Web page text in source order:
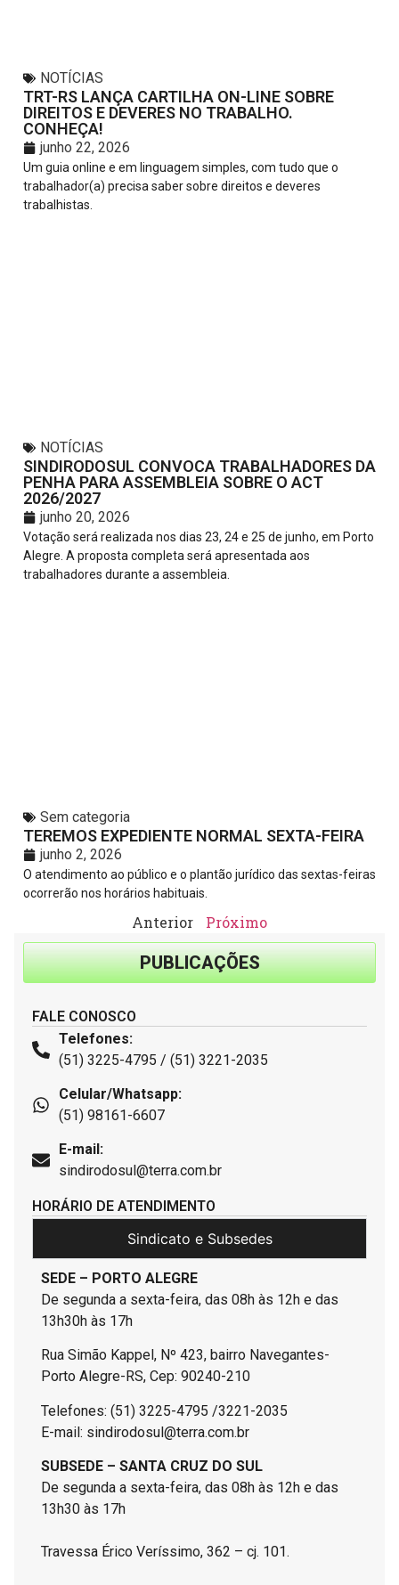
NOTÍCIAS
TRT-RS LANÇA CARTILHA ON-LINE SOBRE
DIREITOS E DEVERES NO TRABALHO.
CONHEÇA!
junho 22, 2026
Um guia online e em linguagem simples, com tudo que o
trabalhador(a) precisa saber sobre direitos e deveres
trabalhistas.
NOTÍCIAS
SINDIRODOSUL CONVOCA TRABALHADORES DA
PENHA PARA ASSEMBLEIA SOBRE O ACT
2026/2027
junho 20, 2026
Votação será realizada nos dias 23, 24 e 25 de junho, em Porto
Alegre. A proposta completa será apresentada aos
trabalhadores durante a assembleia.
Sem categoria
TEREMOS EXPEDIENTE NORMAL SEXTA-FEIRA
junho 2, 2026
O atendimento ao público e o plantão jurídico das sextas-feiras
ocorrerão nos horários habituais.
Anterior Próximo
PUBLICAÇÕES
FALE CONOSCO
Telefones:
(51) 3225-4795 / (51) 3221-2035
Celular/Whatsapp:
(51) 98161-6607
E-mail:
sindirodosul@terra.com.br
HORÁRIO DE ATENDIMENTO
Sindicato e Subsedes
SEDE – PORTO ALEGRE
De segunda a sexta-feira, das 08h às 12h e das
13h30h às 17h
Rua Simão Kappel, Nº 423, bairro Navegantes-
Porto Alegre-RS, Cep: 90240-210
Telefones: (51) 3225-4795 /3221-2035
E-mail: sindirodosul@terra.com.br
SUBSEDE – SANTA CRUZ DO SUL
De segunda a sexta-feira, das 08h às 12h e das
13h30 às 17h
Travessa Érico Veríssimo, 362 – cj. 101.